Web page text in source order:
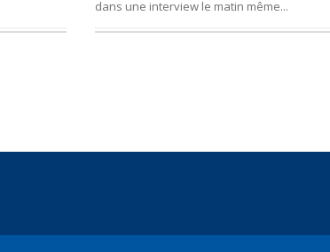
dans une interview le matin même...